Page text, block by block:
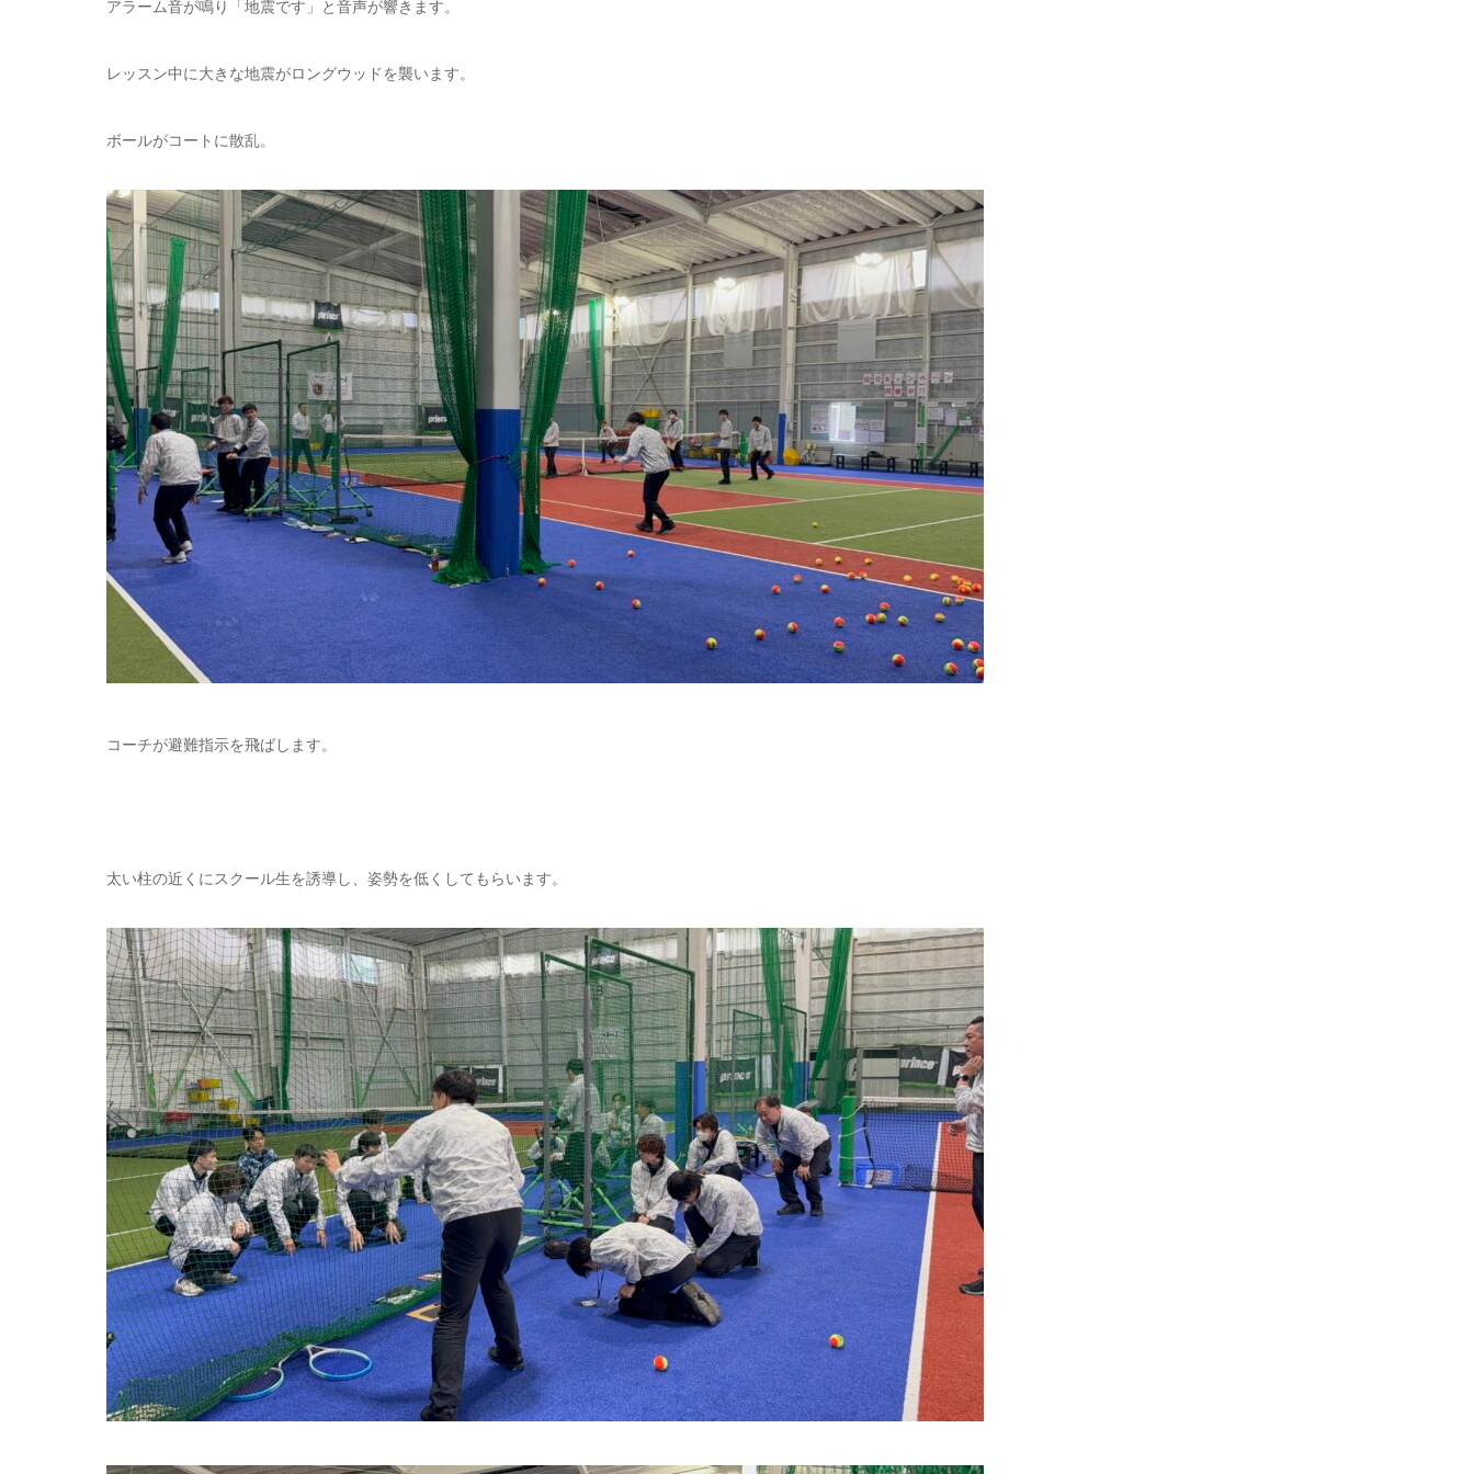
アラーム音が鳴り「地震です」と音声が響きます。
レッスン中に大きな地震がロングウッドを襲います。
ボールがコートに散乱。
コーチが避難指示を飛ばします。
太い柱の近くにスクール生を誘導し、姿勢を低くしてもらいます。